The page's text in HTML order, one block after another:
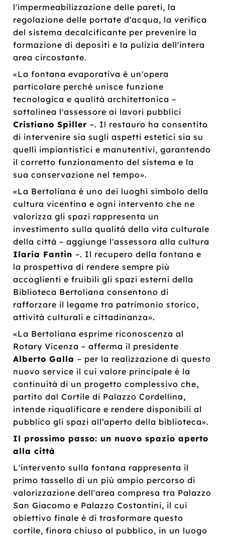
l'impermeabilizzazione delle pareti, la
regolazione delle portate d'acqua, la verifica
del sistema decalcificante per prevenire la
formazione di depositi e la pulizia dell'intera
area circostante.
«La fontana evaporativa è un'opera
particolare perché unisce funzione
tecnologica e qualità architettonica –
sottolinea l'assessore ai lavori pubblici
Cristiano Spiller–. Il restauro ha consentito
di intervenire sia sugli aspetti estetici sia su
quelli impiantistici e manutentivi, garantendo
il corretto funzionamento del sistema e la
sua conservazione nel tempo».
«La Bertoliana è uno dei luoghi simbolo della
cultura vicentina e ogni intervento che ne
valorizza gli spazi rappresenta un
investimento sulla qualità della vita culturale
della città – aggiunge l'assessora alla cultura
Ilaria Fantin–. Il recupero della fontana e
la prospettiva di rendere sempre più
accoglienti e fruibili gli spazi esterni della
Biblioteca Bertoliana consentono di
rafforzare il legame tra patrimonio storico,
attività culturali e cittadinanza».
«La Bertoliana esprime riconoscenza al
Rotary Vicenza – afferma il presidente
Alberto Galla– per la realizzazione di questo
nuovo service il cui valore principale è la
continuità di un progetto complessivo che,
partito dal Cortile di Palazzo Cordellina,
intende riqualificare e rendere disponibili al
pubblico gli spazi all’aperto della biblioteca».
Il prossimo passo: un nuovo spazio aperto
alla città
L'intervento sulla fontana rappresenta il
primo tassello di un più ampio percorso di
valorizzazione dell'area compresa tra Palazzo
San Giacomo e Palazzo Costantini, il cui
obiettivo finale è di trasformare questo
cortile, finora chiuso al pubblico, in un luogo